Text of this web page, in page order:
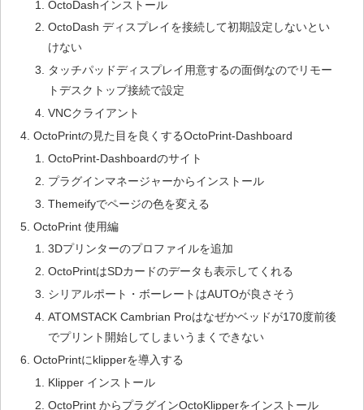
OctoDashインストール
OctoDash ディスプレイを接続して初期設定しないとい
けない
タッチパッドディスプレイ用意するの面倒なのでリモー
トデスクトップ接続で設定
VNCクライアント
OctoPrintの見た目を良くするOctoPrint-Dashboard
OctoPrint-Dashboardのサイト
プラグインマネージャーからインストール
Themeifyでページの色を変える
OctoPrint 使用編
3Dプリンターのプロファイルを追加
OctoPrintはSDカードのデータも表示してくれる
シリアルポート・ボーレートはAUTOが良さそう
ATOMSTACK Cambrian Proはなぜかベッドが170度前後
でプリント開始してしまいうまくできない
OctoPrintにklipperを導入する
Klipper インストール
OctoPrint からプラグインOctoKlipperをインストール